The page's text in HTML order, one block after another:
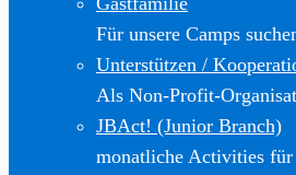
Für unsere Camps
Unterstützen /
Als Non-Profit-
JBAct! (Junior Branch)
monatliche Activities